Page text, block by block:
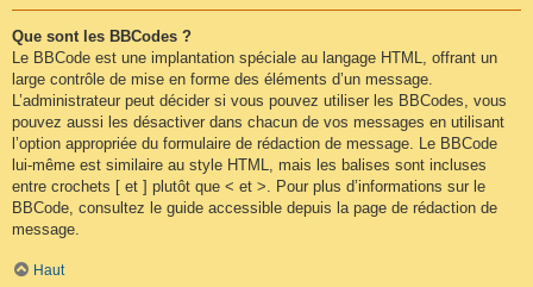
Que sont les BBCodes ?
Le BBCode est une implantation spéciale au langage HTML, offrant un
large contrôle de mise en forme des éléments d’un message.
L’administrateur peut décider si vous pouvez utiliser les BBCodes, vous
pouvez aussi les désactiver dans chacun de vos messages en utilisant
l’option appropriée du formulaire de rédaction de message. Le BBCode
lui-même est similaire au style HTML, mais les balises sont incluses
entre crochets [ et ] plutôt que < et >. Pour plus d’informations sur le
BBCode, consultez le guide accessible depuis la page de rédaction de
message.
Haut